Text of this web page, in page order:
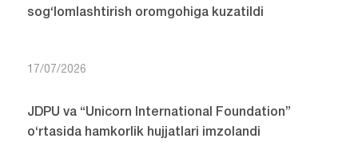
sog‘lomlashtirish oromgohiga kuzatildi
17/07/2026
JDPU va “Unicorn International Foundation”
o‘rtasida hamkorlik hujjatlari imzolandi